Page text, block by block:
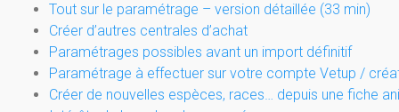
Tout sur le paramétrage – version détaillée (33 min)
Créer d’autres centrales d’achat
Paramétrages possibles avant un import définitif
Paramétrage à effectuer sur votre compte Vetup /
Créer de nouvelles espèces, races… depuis une fiche